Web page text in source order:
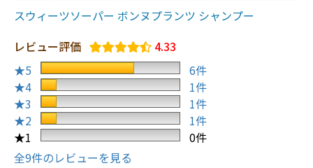
スウィーツソーパー ボンヌプランツ シャンプー
レビュー評価
4.33
★5
6件
★4
1件
★3
1件
★2
1件
★1
0件
全9件のレビューを見る